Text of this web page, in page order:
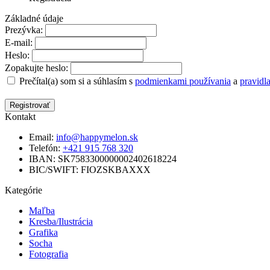
Základné údaje
Prezývka:
E-mail:
Heslo:
Zopakujte heslo:
Prečítal(a) som si a súhlasím s podmienkami používania a
Kontakt
Email: info@happymelon.sk
Telefón: +421 915 768 320
IBAN: SK7583300000002402618224
BIC/SWIFT: FIOZSKBAXXX
Kategórie
Maľba
Kresba/Ilustrácia
Grafika
Socha
Fotografia